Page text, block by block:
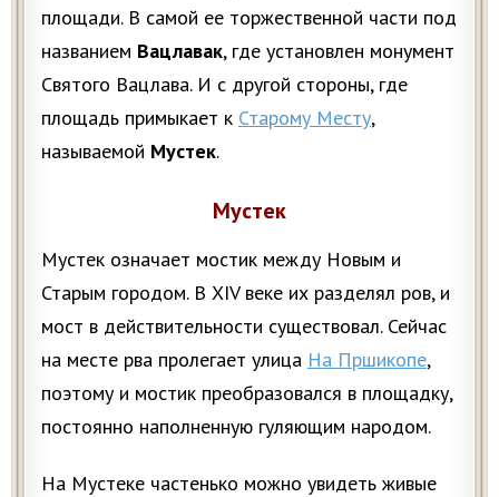
площади. В самой ее торжественной части под
названием Вацлавак, где установлен монумент
Святого Вацлава. И с другой стороны, где
площадь примыкает к Старому Месту,
называемой Мустек.
Мустек
Мустек означает мостик между Новым и
Старым городом. В XIV веке их разделял ров, и
мост в действительности существовал. Сейчас
на месте рва пролегает улица На Пршикопе,
поэтому и мостик преобразовался в площадку,
постоянно наполненную гуляющим народом.
На Мустеке частенько можно увидеть живые